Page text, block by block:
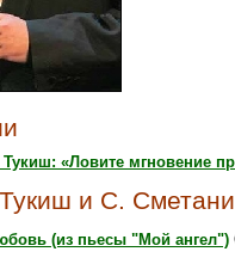
«Ловите мгновение
и С.
(из пьесы "Мой ангел")